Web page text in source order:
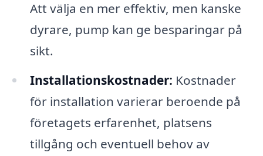
Att välja en mer effektiv, men kanske
dyrare, pump kan ge besparingar på
sikt.
Installationskostnader: Kostnader
för installation varierar beroende på
företagets erfarenhet, platsens
tillgång och eventuell behov av